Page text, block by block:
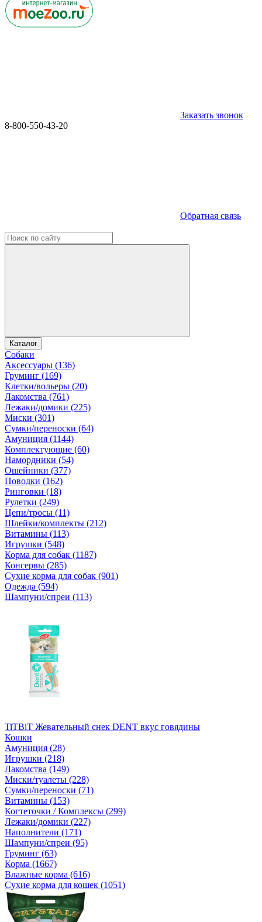
Заказать звонок
8-800-550-43-20
Обратная связь
Каталог
Собаки
Аксессуары (136)
Груминг (169)
Клетки/вольеры (20)
Лакомства (761)
Лежаки/домики (225)
Миски (301)
Сумки/переноски (64)
Амуниция (1144)
Комплектующие (60)
Намордники (54)
Ошейники (377)
Поводки (162)
Ринговки (18)
Рулетки (249)
Цепи/тросы (11)
Шлейки/комплекты (212)
Витамины (113)
Игрушки (548)
Корма для собак (1187)
Консервы (285)
Сухие корма для собак (901)
Одежда (594)
Шампуни/спреи (113)
TiTBiT Жевательный снек DENT вкус говядины
Кошки
Амуниция (28)
Игрушки (218)
Лакомства (149)
Миски/туалеты (228)
Сумки/переноски (71)
Витамины (153)
Когтеточки / Комплексы (299)
Лежаки/домики (227)
Наполнители (171)
Шампуни/спреи (95)
Груминг (63)
Корма (1667)
Влажные корма (616)
Сухие корма для кошек (1051)